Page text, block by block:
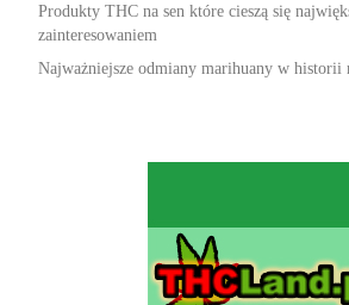
Produkty THC na sen które cieszą się
zainteresowaniem
Najważniejsze odmiany marihuany w historii